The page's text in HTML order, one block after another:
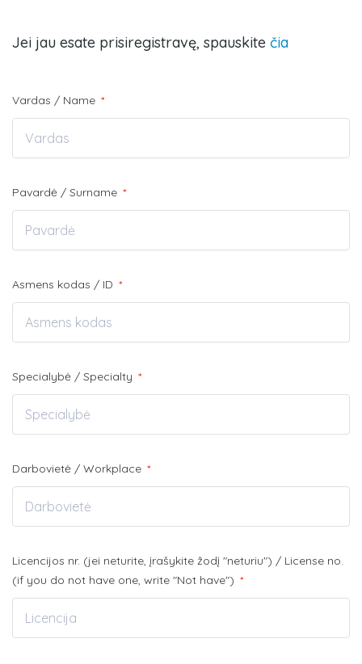
Jei jau esate prisiregistravę, spauskite čia
Vardas / Name *
Pavardė / Surname *
Asmens kodas / ID *
Specialybė / Specialty *
Darbovietė / Workplace *
Licencijos nr. (jei neturite, įrašykite žodį "neturiu") / License no.
(if you do not have one, write "Not have") *